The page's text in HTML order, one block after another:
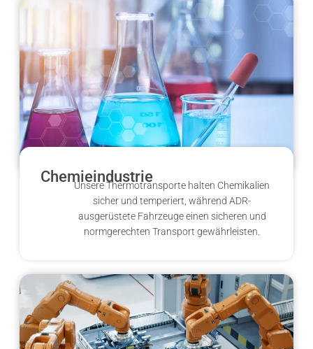
Chemieindustrie
Unsere Thermotransporte halten Chemikalien
sicher und temperiert, während ADR-
ausgerüstete Fahrzeuge einen sicheren und
normgerechten Transport gewährleisten.